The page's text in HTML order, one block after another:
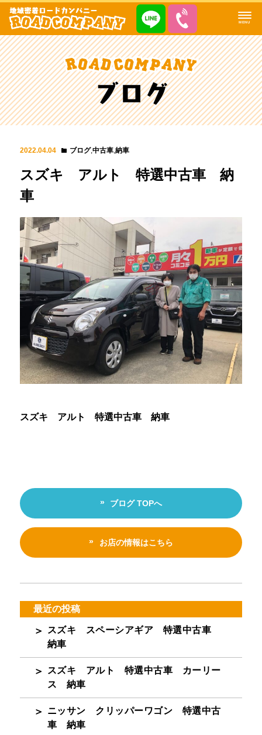
MENU
2022.04.04 ブログ,中古車,納車
スズキ アルト 特選中古車 納
車
スズキ アルト 特選中古車 納車
ブログ TOPへ
お店の情報はこちら
最近の投稿
スズキ スペーシアギア 特選中古車
納車
スズキ アルト 特選中古車 カーリー
ス 納車
ニッサン クリッパーワゴン 特選中古
車 納車